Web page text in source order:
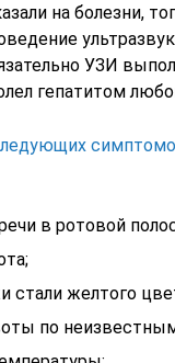
на болезни,
УЗИ
гепатитом
в ротовой
стали желтого
по